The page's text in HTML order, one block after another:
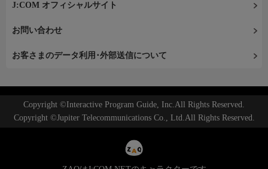
J:COM オフィシャルサイト
お問い合わせ
お客さまのデータ利用･外部送信について
Copyright ©Interactive Program Guide, Inc.All Rights Reserved.
Copyright ©Jupiter Telecommunications Co., Ltd.All Rights Reserved.